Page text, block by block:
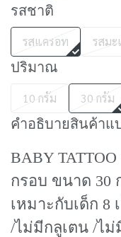
รสชาติ
รสแครอท รสมะ
ปริมาณ
10 กรัม 30 กรัม
คำอธิบายสินค้าแ
BABY
กรอบ ขนาด 30
เหมาะกับเด็ก
/ไม่มีกลูเตน /ไม่